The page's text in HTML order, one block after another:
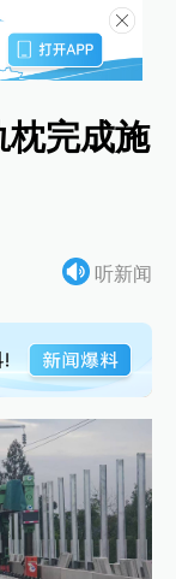
枕完成施
听新闻